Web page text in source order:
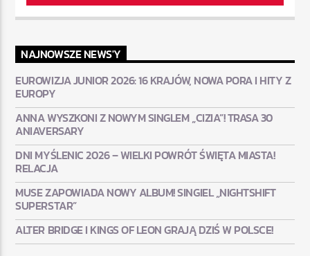
NAJNOWSZE NEWS'Y
EUROWIZJA JUNIOR 2026: 16 KRAJÓW, NOWA PORA I HITY Z
EUROPY
ANNA WYSZKONI Z NOWYM SINGLEM „CIZIA”! TRASA 30
ANIAVERSARY
DNI MYŚLENIC 2026 – WIELKI POWRÓT ŚWIĘTA MIASTA!
RELACJA
MUSE ZAPOWIADA NOWY ALBUM! SINGIEL „NIGHTSHIFT
SUPERSTAR”
ALTER BRIDGE I KINGS OF LEON GRAJĄ DZIŚ W POLSCE!